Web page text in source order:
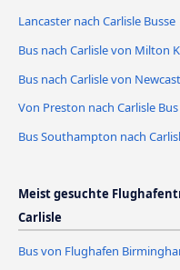
Lancaster nach Carlisle Busse
Bus nach Carlisle von Milton
Bus nach Carlisle von
Von Preston nach Carlisle Bus
Bus Southampton nach
Meist gesuchte
Carlisle
Bus von Flughafen